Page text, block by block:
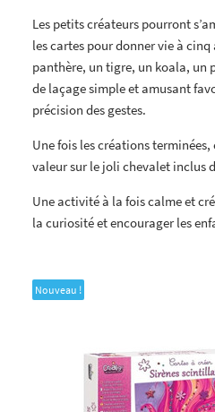
Les petits créateurs pourront
les cartes pour donner vie à
panthère, un tigre, un koala, un
de laçage simple et amusant
précision des gestes.
Une fois les créations
valeur sur le joli chevalet inclus
Une activité à la fois calme et
la curiosité et encourager les
Nouveau !